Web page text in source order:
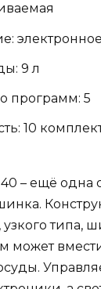
электронное
9 л
программ: 5
10
– ещё одна
узкого типа,
может